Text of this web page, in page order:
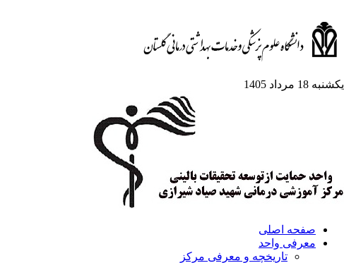
یکشنبه 18 مرداد 1405
صفحه اصلی
معرفی واحد
تاریخچه و معرفی مرکز